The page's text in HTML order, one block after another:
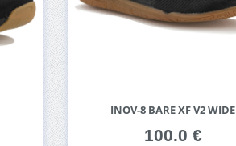
INOV-8 BARE XF V2 WIDE
100.0 €